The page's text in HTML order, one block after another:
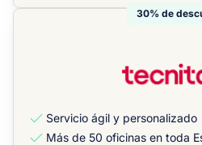
30% de
Servicio ágil y personalizado
Más de 50 oficinas en toda